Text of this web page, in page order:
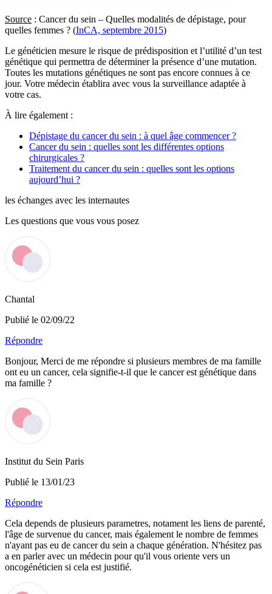
Source : Cancer du sein – Quelles modalités de dépistage, pour
quelles femmes ? (InCA, septembre 2015)
Le généticien mesure le risque de prédisposition et l’utilité d’un test
génétique qui permettra de déterminer la présence d’une mutation.
Toutes les mutations génétiques ne sont pas encore connues à ce
jour. Votre médecin établira avec vous la surveillance adaptée à
votre cas.
À lire également :
Dépistage du cancer du sein : à quel âge commencer ?
Cancer du sein : quelles sont les différentes options
chirurgicales ?
Traitement du cancer du sein : quelles sont les options
aujourd’hui ?
les échanges avec les internautes
Les questions que vous vous posez
Chantal
Publié le 02/09/22
Répondre
Bonjour, Merci de me répondre si plusieurs membres de ma famille
ont eu un cancer, cela signifie-t-il que le cancer est génétique dans
ma famille ?
Institut du Sein Paris
Publié le 13/01/23
Répondre
Cela depends de plusieurs parametres, notament les liens de parenté,
l'âge de survenue du cancer, mais également le nombre de femmes
n'ayant pas eu de cancer du sein a chaque génération. N'hésitez pas
a en parler avec un médecin pour qu'il vous oriente vers un
oncogénéticien si cela est justifié.